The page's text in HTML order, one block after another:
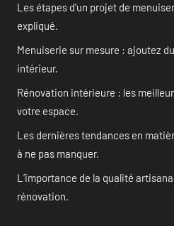
Les étapes d’un projet de
expliqué.
Menuiserie sur mesure : ajoutez
intérieur.
Rénovation intérieure : les
votre espace.
Les dernières tendances en
à ne pas manquer.
L’importance de la qualité
rénovation.